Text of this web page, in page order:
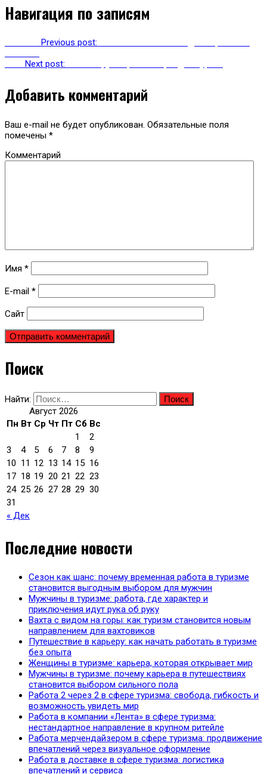
Навигация по записям
Previous post:
Next post:
Добавить комментарий
Ваш e-mail не будет опубликован. Обязательные поля
помечены *
Комментарий
Имя *
E-mail *
Сайт
Поиск
Найти:
Август 2026
Пн Вт Ср Чт Пт Сб Вс
« Дек
1
2
3
4 5 6 7 8
9
10 11 12 13 14 15 16
17 18 19 20 21 22 23
24 25 26 27 28 29 30
31
Последние новости
Сезон как шанс: почему временная работа в туризме
становится выгодным выбором для мужчин
Мужчины в туризме: работа, где характер и
приключения идут рука об руку
Вахта с видом на горы: как туризм становится новым
направлением для вахтовиков
Путешествие в карьеру: как начать работать в туризме
без опыта
Женщины в туризме: карьера, которая открывает мир
Мужчины в туризме: почему карьера в путешествиях
становится выбором сильного пола
Работа 2 через 2 в сфере туризма: свобода, гибкость и
возможность увидеть мир
Работа в компании «Лента» в сфере туризма:
нестандартное направление в крупном ритейле
Работа мерчендайзером в сфере туризма: продвижение
впечатлений через визуальное оформление
Работа в доставке в сфере туризма: логистика
впечатлений и сервиса